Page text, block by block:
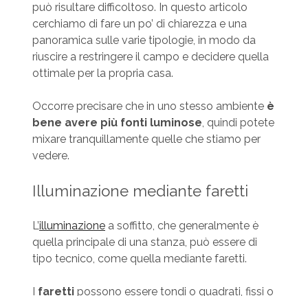
può risultare difficoltoso. In questo articolo
cerchiamo di fare un po’ di chiarezza e una
panoramica sulle varie tipologie, in modo da
riuscire a restringere il campo e decidere quella
ottimale per la propria casa.
Occorre precisare che in uno stesso ambiente è
bene avere più fonti luminose, quindi potete
mixare tranquillamente quelle che stiamo per
vedere.
Illuminazione mediante faretti
L’illuminazionea soffitto, che generalmente è
quella principale di una stanza, può essere di
tipo tecnico, come quella mediante faretti.
I farettipossono essere tondi o quadrati, fissi o